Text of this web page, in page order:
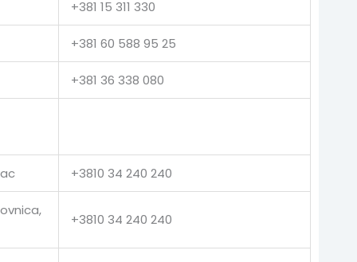
+381 15 311 330
+381 60 588 95 25
+381 36 338 080
+3810 34 240 240
+3810 34 240 240